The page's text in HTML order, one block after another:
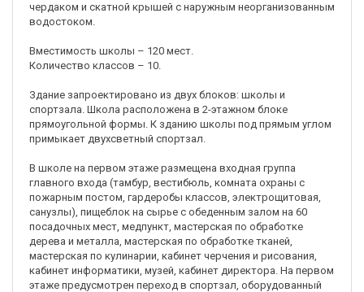
чердаком и скатной крышей с наружным неорганизованным
водостоком.
Вместимость школы – 120 мест.
Количество классов – 10.
Здание запроектировано из двух блоков: школы и
спортзала. Школа расположена в 2-этажном блоке
прямоугольной формы. К зданию школы под прямым углом
примыкает двухсветный спортзал.
В школе на первом этаже размещена входная группа
главного входа (тамбур, вестибюль, комната охраны с
пожарным постом, гардеробы классов, электрощитовая,
санузлы), пищеблок на сырье с обеденным залом на 60
посадочных мест, медпункт, мастерская по обработке
дерева и металла, мастерская по обработке тканей,
мастерская по кулинарии, кабинет черчения и рисования,
кабинет информатики, музей, кабинет директора. На первом
этаже предусмотрен переход в спортзал, оборудованный